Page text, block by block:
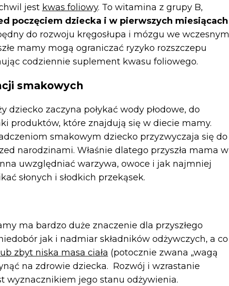
jest kwas foliowy. To witamina z grupy B,
poczęciem dziecka i w pierwszych miesiącach
do rozwoju kręgosłupa i mózgu we wczesnym
mamy mogą ograniczać ryzyko rozszczepu
codziennie suplement kwasu foliowego.
smakowych
dziecko zaczyna połykać wody płodowe, do
produktów, które znajdują się w diecie mamy.
smakowym dziecko przyzwyczaja się do
narodzinami. Właśnie dlatego przyszła mama w
uwzględniać warzywa, owoce i jak najmniej
słonych i słodkich przekąsek.
ma bardzo duże znaczenie dla przyszłego
jak i nadmiar składników odżywczych, a co
zbyt niska masa ciała (potocznie zwana „wagą
na zdrowie dziecka. Rozwój i wzrastanie
wyznacznikiem jego stanu odżywienia.